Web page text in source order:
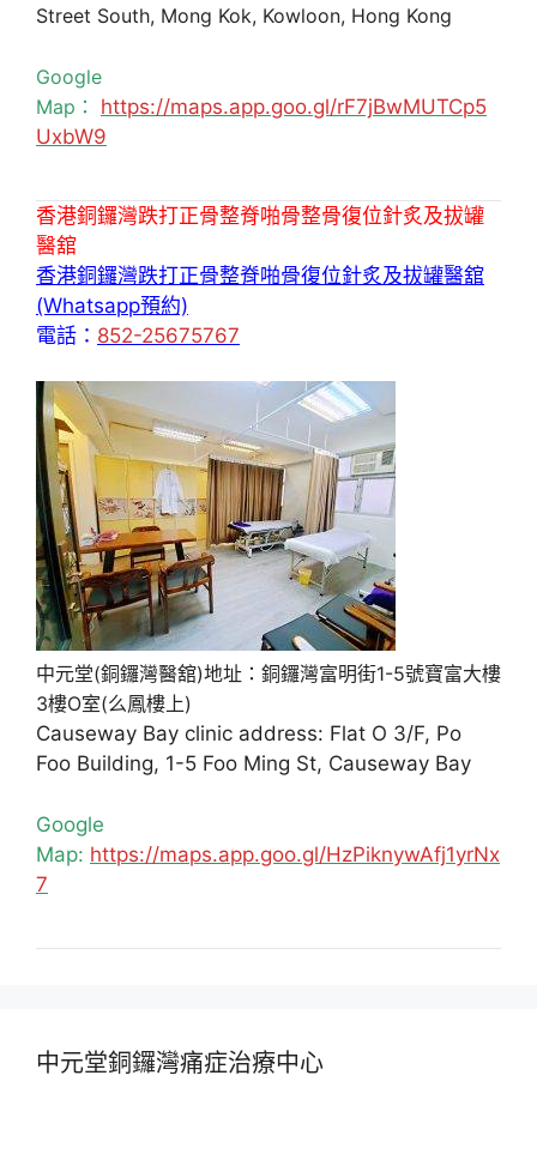
Street South, Mong Kok, Kowloon, Hong Kong
Google
Map： https://maps.app.goo.gl/rF7jBwMUTCp5
UxbW9
香港銅鑼灣跌打正骨整脊啪骨整骨復位針炙及拔罐
醫舘
香港銅鑼灣跌打正骨整脊啪骨復位針炙及拔罐醫舘
(Whatsapp預約)
電話： 852-25675767
中元堂(銅鑼灣醫舘)地址：銅鑼灣富明街1-5號寶富大樓
3樓O室(么鳳樓上)
Causeway Bay clinic address: Flat O 3/F, Po
Foo Building, 1-5 Foo Ming St, Causeway Bay
Google
Map: https://maps.app.goo.gl/HzPiknywAfj1yrNx
7
中元堂銅鑼灣痛症治療中心